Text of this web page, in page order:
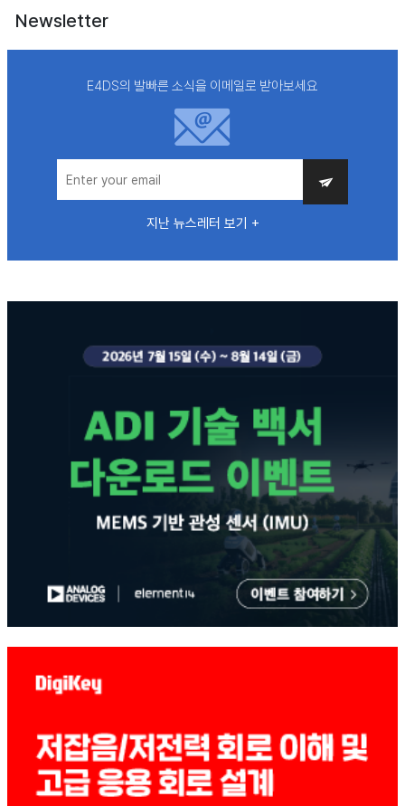
Newsletter
E4DS의 발빠른 소식을 이메일로 받아보세요
지난 뉴스레터 보기 +